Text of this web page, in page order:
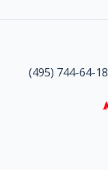
(495) 744-64-18